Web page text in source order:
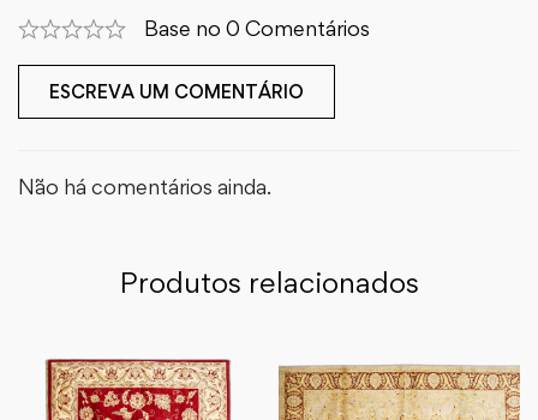
Base no 0 Comentários
ESCREVA UM COMENTÁRIO
Não há comentários ainda.
Produtos relacionados